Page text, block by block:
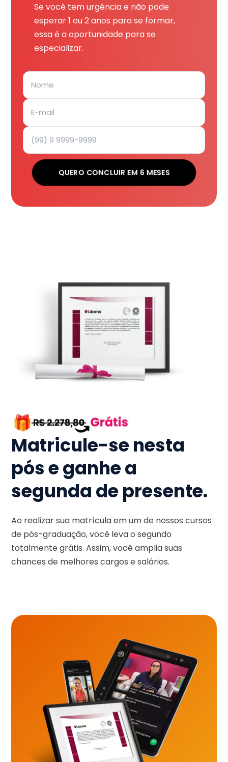
Se você tem urgência e não pode
esperar 1 ou 2 anos para se formar,
essa é a oportunidade para se
especializar.
QUERO CONCLUIR EM 6 MESES
Matricule-se nesta
pós e ganhe a
segunda de presente.
Ao realizar sua matrícula em um de nossos cursos
de pós-graduação, você leva o segundo
totalmente grátis. Assim, você amplia suas
chances de melhores cargos e salários.